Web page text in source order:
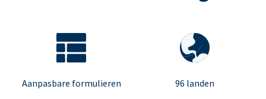
Aanpasbare formulieren 96 landen